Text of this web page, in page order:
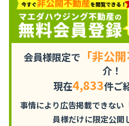
会員様限定で 「非公
介！
現在4,833件ご
事情により広告掲載できない
員様だけに限定公開